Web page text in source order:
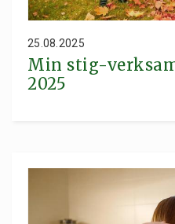
Min stig-
2025
25.08.2025